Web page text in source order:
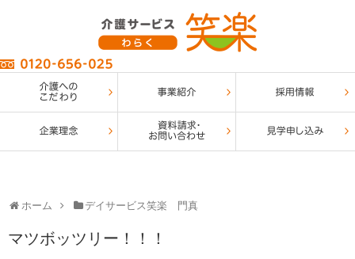
ホーム デイサービス笑楽 門真
マツボッツリー！！！